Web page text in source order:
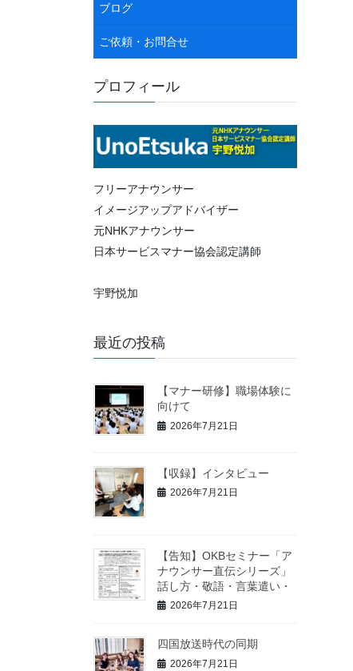
ブログ
ご依頼・お問合せ
プロフィール
フリーアナウンサー
イメージアップアドバイザー
元NHKアナウンサー
日本サービスマナー協会認定講師
宇野悦加
最近の投稿
【マナー研修】職場体験に
向けて
2026年7月21日
【収録】インタビュー
2026年7月21日
【告知】OKBセミナー「ア
ナウンサー直伝シリーズ」
話し方・敬語・言葉遣い・
2026年7月21日
四国放送時代の同期
2026年7月21日